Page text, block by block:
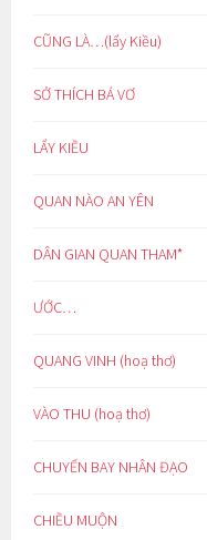
CŨNG LÀ…(lẩy Kiều)
SỞ THÍCH BÁ VƠ
LẨY KIỀU
QUAN NÀO AN YÊN
DÂN GIAN QUAN THAM*
ƯỚC…
QUANG VINH (hoạ thơ)
VÀO THU (hoạ thơ)
CHUYẾN BAY NHÂN ĐẠO
CHIỀU MUỘN